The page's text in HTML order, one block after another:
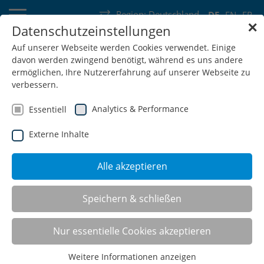
DE EN FR
Region: Deutschland
Deutschland Schweiz Österreich Belgien Frankreich
Luxemburg Niederlande Wallonie
SHOP
Multi-Wand-Aufbau
✕
Datenschutzeinstellungen
Auf unserer Webseite werden Cookies verwendet. Einige
davon werden zwingend benötigt, während es uns andere
ermöglichen, Ihre Nutzererfahrung auf unserer Webseite zu
verbessern.
Essentiell Analytics & Performance
Externe Inhalte
Alle akzeptieren
Speichern & schließen
Nur essentielle Cookies akzeptieren
Weitere Informationen anzeigen